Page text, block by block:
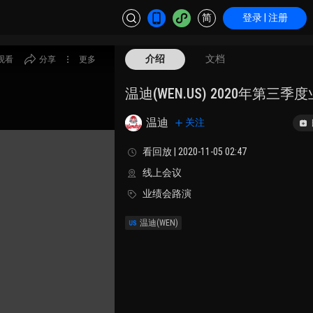
简 登录 | 注册
看 分享 更多 介绍 文档
温迪(WEN.US) 2020年第三季
温迪 关注
看回放 | 2020-11-05 02:47
线上会议
业绩会路演
温迪(WEN)